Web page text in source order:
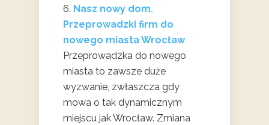
Nasz nowy dom.
Przeprowadzki firm do
nowego miasta Wrocław
Przeprowadzka do nowego
miasta to zawsze duże
wyzwanie, zwłaszcza gdy
mowa o tak dynamicznym
miejscu jak Wrocław. Zmiana